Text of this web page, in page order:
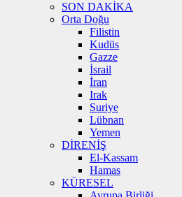
SON DAKİKA
Orta Doğu
Filistin
Kudüs
Gazze
İsrail
İran
Irak
Suriye
Lübnan
Yemen
DİRENİŞ
El-Kassam
Hamas
KÜRESEL